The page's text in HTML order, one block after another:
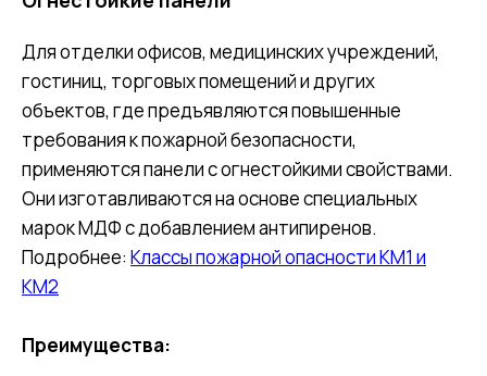
Для отделки офисов, медицинских учреждений,
гостиниц, торговых помещений и других
объектов, где предъявляются повышенные
требования к пожарной безопасности,
применяются панели с огнестойкими свойствами.
Они изготавливаются на основе специальных
марок МДФ с добавлением антипиренов.
Подробнее: Классы пожарной опасности КМ1 и
КМ2
Преимущества: